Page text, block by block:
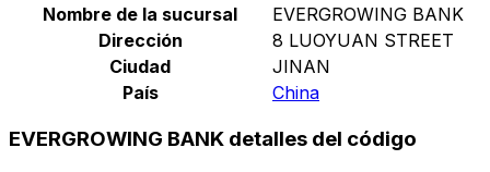
Nombre de la sucursal
EVERGROWING BANK
Dirección
8 LUOYUAN STREET
Ciudad
JINAN
País
China
EVERGROWING BANK detalles del código